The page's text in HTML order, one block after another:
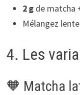
2 gde matcha
Mélangez
4. Les
🧡 Matcha